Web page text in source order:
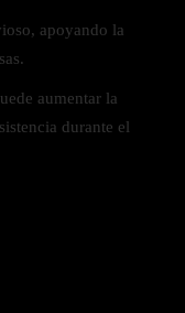
apoyando la
aumentar la
durante el